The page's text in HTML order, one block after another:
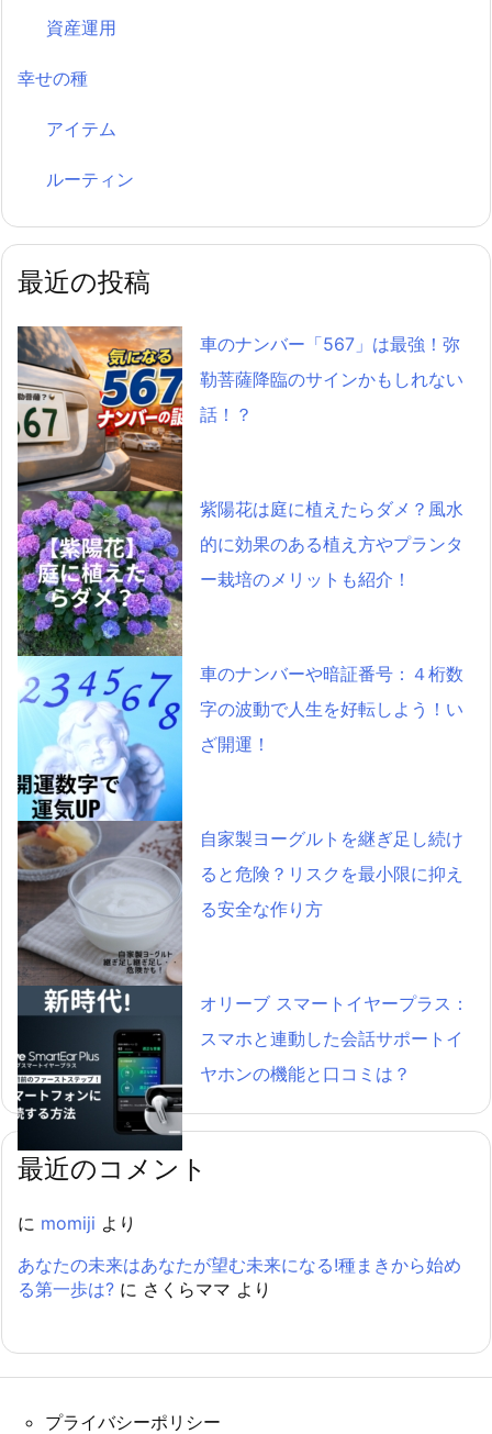
資産運用
幸せの種
アイテム
ルーティン
最近の投稿
車のナンバー「567」は最強！弥
勒菩薩降臨のサインかもしれない
話！？
紫陽花は庭に植えたらダメ？風水
的に効果のある植え方やプランタ
ー栽培のメリットも紹介！
車のナンバーや暗証番号：４桁数
字の波動で人生を好転しよう！い
ざ開運！
自家製ヨーグルトを継ぎ足し続け
ると危険？リスクを最小限に抑え
る安全な作り方
オリーブ スマートイヤープラス：
スマホと連動した会話サポートイ
ヤホンの機能と口コミは？
最近のコメント
に momiji より
あなたの未来はあなたが望む未来になる!種まきから始め
る第一歩は? に さくらママ より
プライバシーポリシー